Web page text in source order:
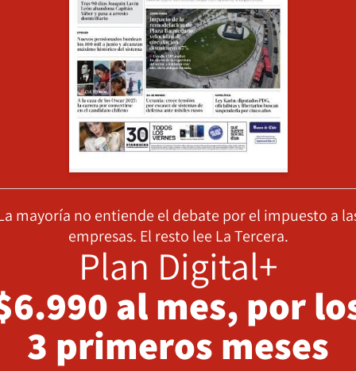
mayoría no entiende el debate por el impuesto a
empresas. El resto lee La Tercera.
Plan Digital+
al mes, por
3 primeros meses